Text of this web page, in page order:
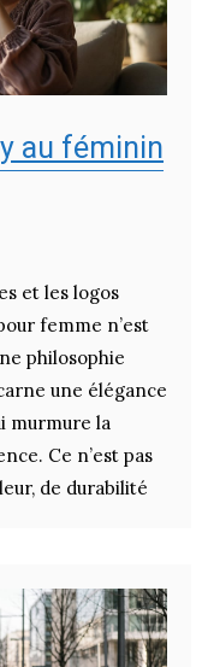
au féminin
et les logos
femme n’est
philosophie
une élégance
murmure la
Ce n’est pas
de durabilité